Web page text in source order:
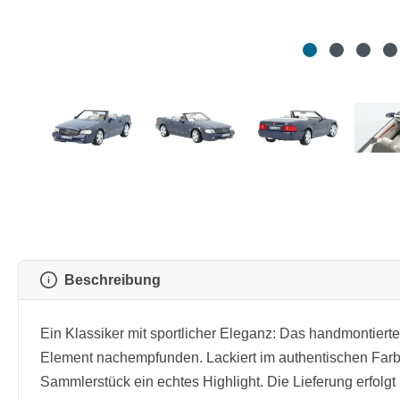
Beschreibung
Ein Klassiker mit sportlicher Eleganz: Das
Element nachempfunden. Lackiert im authentischen
Sammlerstück ein echtes Highlight. Die Lieferung